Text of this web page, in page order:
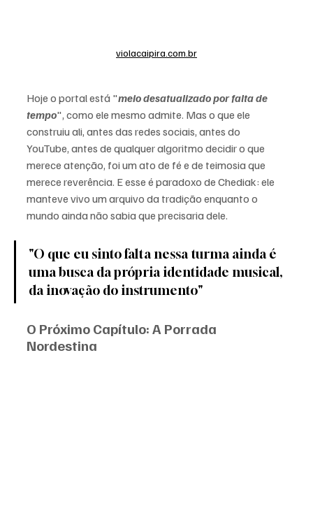
violacaipira.com.br
Hoje o portal está "meio desatualizado por falta de
tempo", como ele mesmo admite. Mas o que ele
construiu ali, antes das redes sociais, antes do
YouTube, antes de qualquer algoritmo decidir o que
merece atenção, foi um ato de fé e de teimosia que
merece reverência. E esse é paradoxo de Chediak: ele
manteve vivo um arquivo da tradição enquanto o
mundo ainda não sabia que precisaria dele.
"O que eu sinto falta nessa turma ainda é
uma busca da própria identidade musical,
da inovação do instrumento"
O Próximo Capítulo: A Porrada
Nordestina